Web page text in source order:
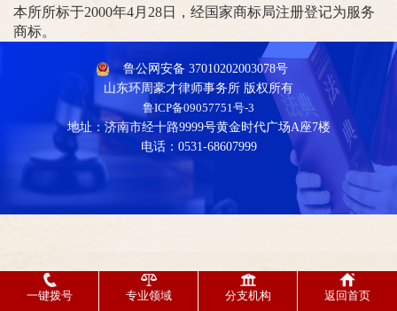
本所所标于2000年4月28日，经国家商标局注册登记为服务
商标。
鲁公网安备 37010202003078号
山东环周豪才律师事务所 版权所有
鲁ICP备09057751号-3
地址：济南市经十路9999号黄金时代广场A座7楼
电话：0531-68607999
一键拨号 专业领域 分支机构 返回首页